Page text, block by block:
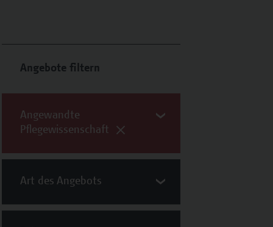
Angebote filtern
Angewandte
Pflegewissenschaft
Art des Angebots